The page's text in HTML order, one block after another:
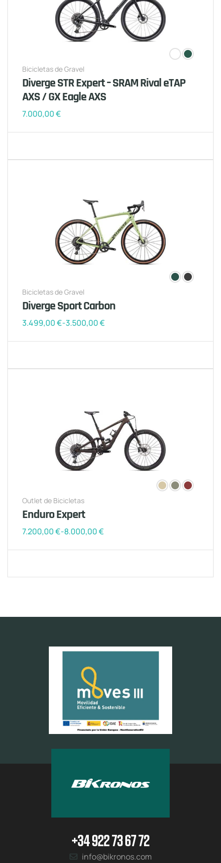
Bicicletas de Gravel
Diverge STR Expert – SRAM Rival eTAP
AXS / GX Eagle AXS
7.000,00€
Bicicletas de Gravel
Diverge Sport Carbon
3.499,00€-3.500,00€
Outlet de Bicicletas
Enduro Expert
7.200,00€-8.000,00€
+34 922 73 67 72
info@bikronos.com